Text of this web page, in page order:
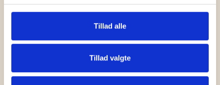
Tillad alle
Tillad valgte